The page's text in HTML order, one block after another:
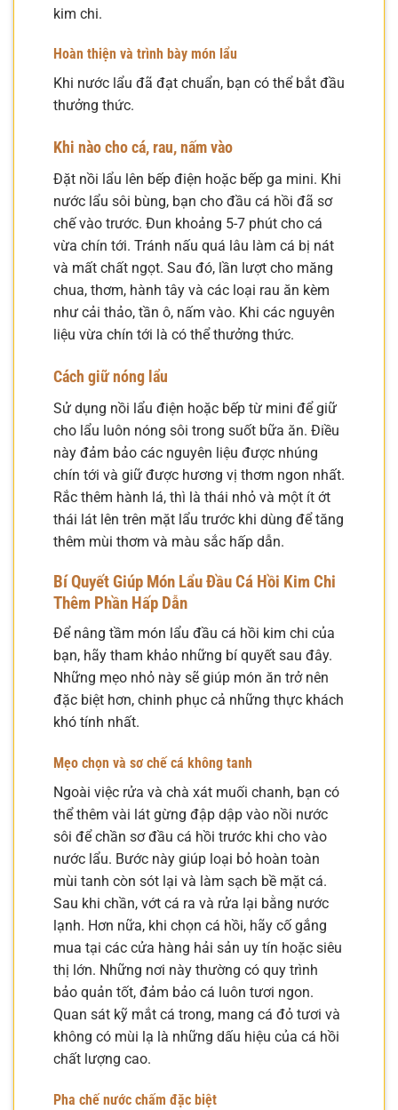
kim chi.
Hoàn thiện và trình bày món lẩu
Khi nước lẩu đã đạt chuẩn, bạn có thể bắt đầu
thưởng thức.
Khi nào cho cá, rau, nấm vào
Đặt nồi lẩu lên bếp điện hoặc bếp ga mini. Khi
nước lẩu sôi bùng, bạn cho đầu cá hồi đã sơ
chế vào trước. Đun khoảng 5-7 phút cho cá
vừa chín tới. Tránh nấu quá lâu làm cá bị nát
và mất chất ngọt. Sau đó, lần lượt cho măng
chua, thơm, hành tây và các loại rau ăn kèm
như cải thảo, tần ô, nấm vào. Khi các nguyên
liệu vừa chín tới là có thể thưởng thức.
Cách giữ nóng lẩu
Sử dụng nồi lẩu điện hoặc bếp từ mini để giữ
cho lẩu luôn nóng sôi trong suốt bữa ăn. Điều
này đảm bảo các nguyên liệu được nhúng
chín tới và giữ được hương vị thơm ngon nhất.
Rắc thêm hành lá, thì là thái nhỏ và một ít ớt
thái lát lên trên mặt lẩu trước khi dùng để tăng
thêm mùi thơm và màu sắc hấp dẫn.
Bí Quyết Giúp Món Lẩu Đầu Cá Hồi Kim Chi
Thêm Phần Hấp Dẫn
Để nâng tầm món lẩu đầu cá hồi kim chi của
bạn, hãy tham khảo những bí quyết sau đây.
Những mẹo nhỏ này sẽ giúp món ăn trở nên
đặc biệt hơn, chinh phục cả những thực khách
khó tính nhất.
Mẹo chọn và sơ chế cá không tanh
Ngoài việc rửa và chà xát muối chanh, bạn có
thể thêm vài lát gừng đập dập vào nồi nước
sôi để chần sơ đầu cá hồi trước khi cho vào
nước lẩu. Bước này giúp loại bỏ hoàn toàn
mùi tanh còn sót lại và làm sạch bề mặt cá.
Sau khi chần, vớt cá ra và rửa lại bằng nước
lạnh. Hơn nữa, khi chọn cá hồi, hãy cố gắng
mua tại các cửa hàng hải sản uy tín hoặc siêu
thị lớn. Những nơi này thường có quy trình
bảo quản tốt, đảm bảo cá luôn tươi ngon.
Quan sát kỹ mắt cá trong, mang cá đỏ tươi và
không có mùi lạ là những dấu hiệu của cá hồi
chất lượng cao.
Pha chế nước chấm đặc biệt